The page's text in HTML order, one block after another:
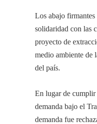
Los abajo
solidaridad con las
proyecto de
medio ambiente de
del país.
En lugar de cumplir
demanda bajo el
demanda fue